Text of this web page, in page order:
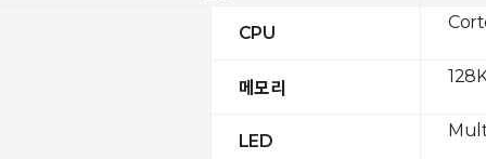
CPU
메모리
LED